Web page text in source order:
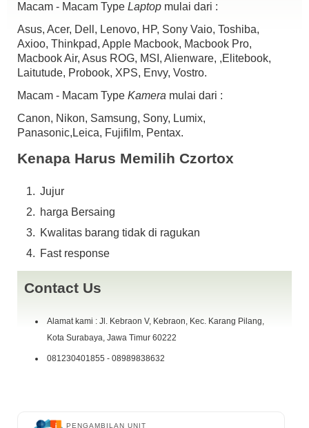
Macam - Macam Type Laptop mulai dari :
Asus, Acer, Dell, Lenovo, HP, Sony Vaio, Toshiba,
Axioo, Thinkpad, Apple Macbook, Macbook Pro,
Macbook Air, Asus ROG, MSI, Alienware, ,Elitebook,
Laitutude, Probook, XPS, Envy, Vostro.
Macam - Macam Type Kamera mulai dari :
Canon, Nikon, Samsung, Sony, Lumix,
Panasonic,Leica, Fujifilm, Pentax.
Kenapa Harus Memilih Czortox
Jujur
harga Bersaing
Kwalitas barang tidak di ragukan
Fast response
Contact Us
Alamat kami : Jl. Kebraon V, Kebraon, Kec. Karang Pilang,
Kota Surabaya, Jawa Timur 60222
081230401855 - 08989838632
PENGAMBILAN UNIT